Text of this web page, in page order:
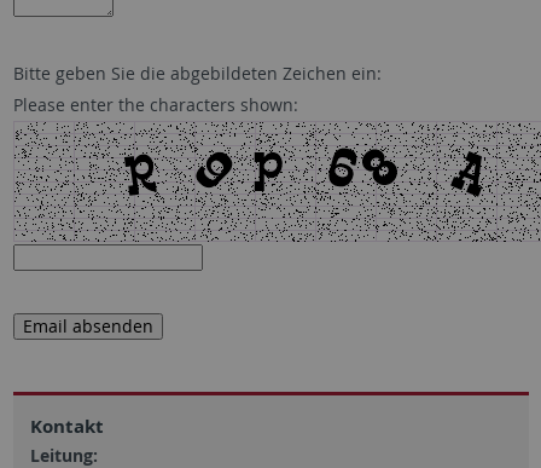
Bitte geben Sie die abgebildeten Zeichen ein:
Please enter the characters shown:
Kontakt
Leitung: